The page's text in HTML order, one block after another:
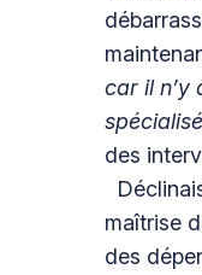
car il n’y
des
maîtrise
des